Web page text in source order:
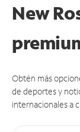
New
Obtén más
de deportes y
internacionales a